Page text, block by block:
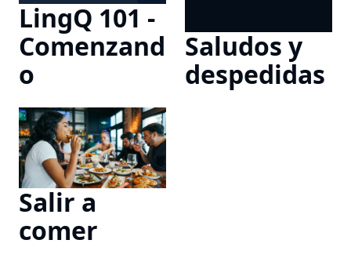
LingQ 101 -
Comenzand
o
Saludos y
despedidas
Salir a
comer